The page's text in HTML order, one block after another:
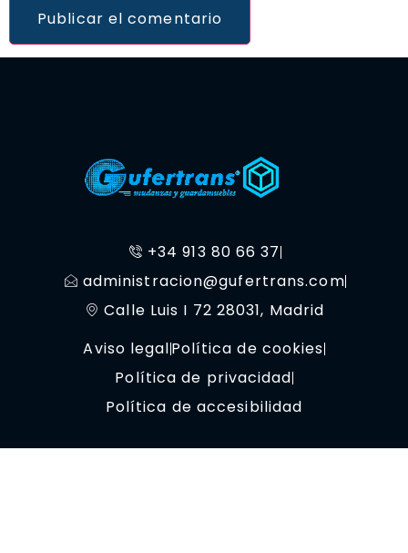
+34 913 80 66 37
administracion@gufertrans.com
Calle Luis I 72 28031, Madrid
Aviso legalPolítica de cookies
Política de privacidad
Política de accesibilidad